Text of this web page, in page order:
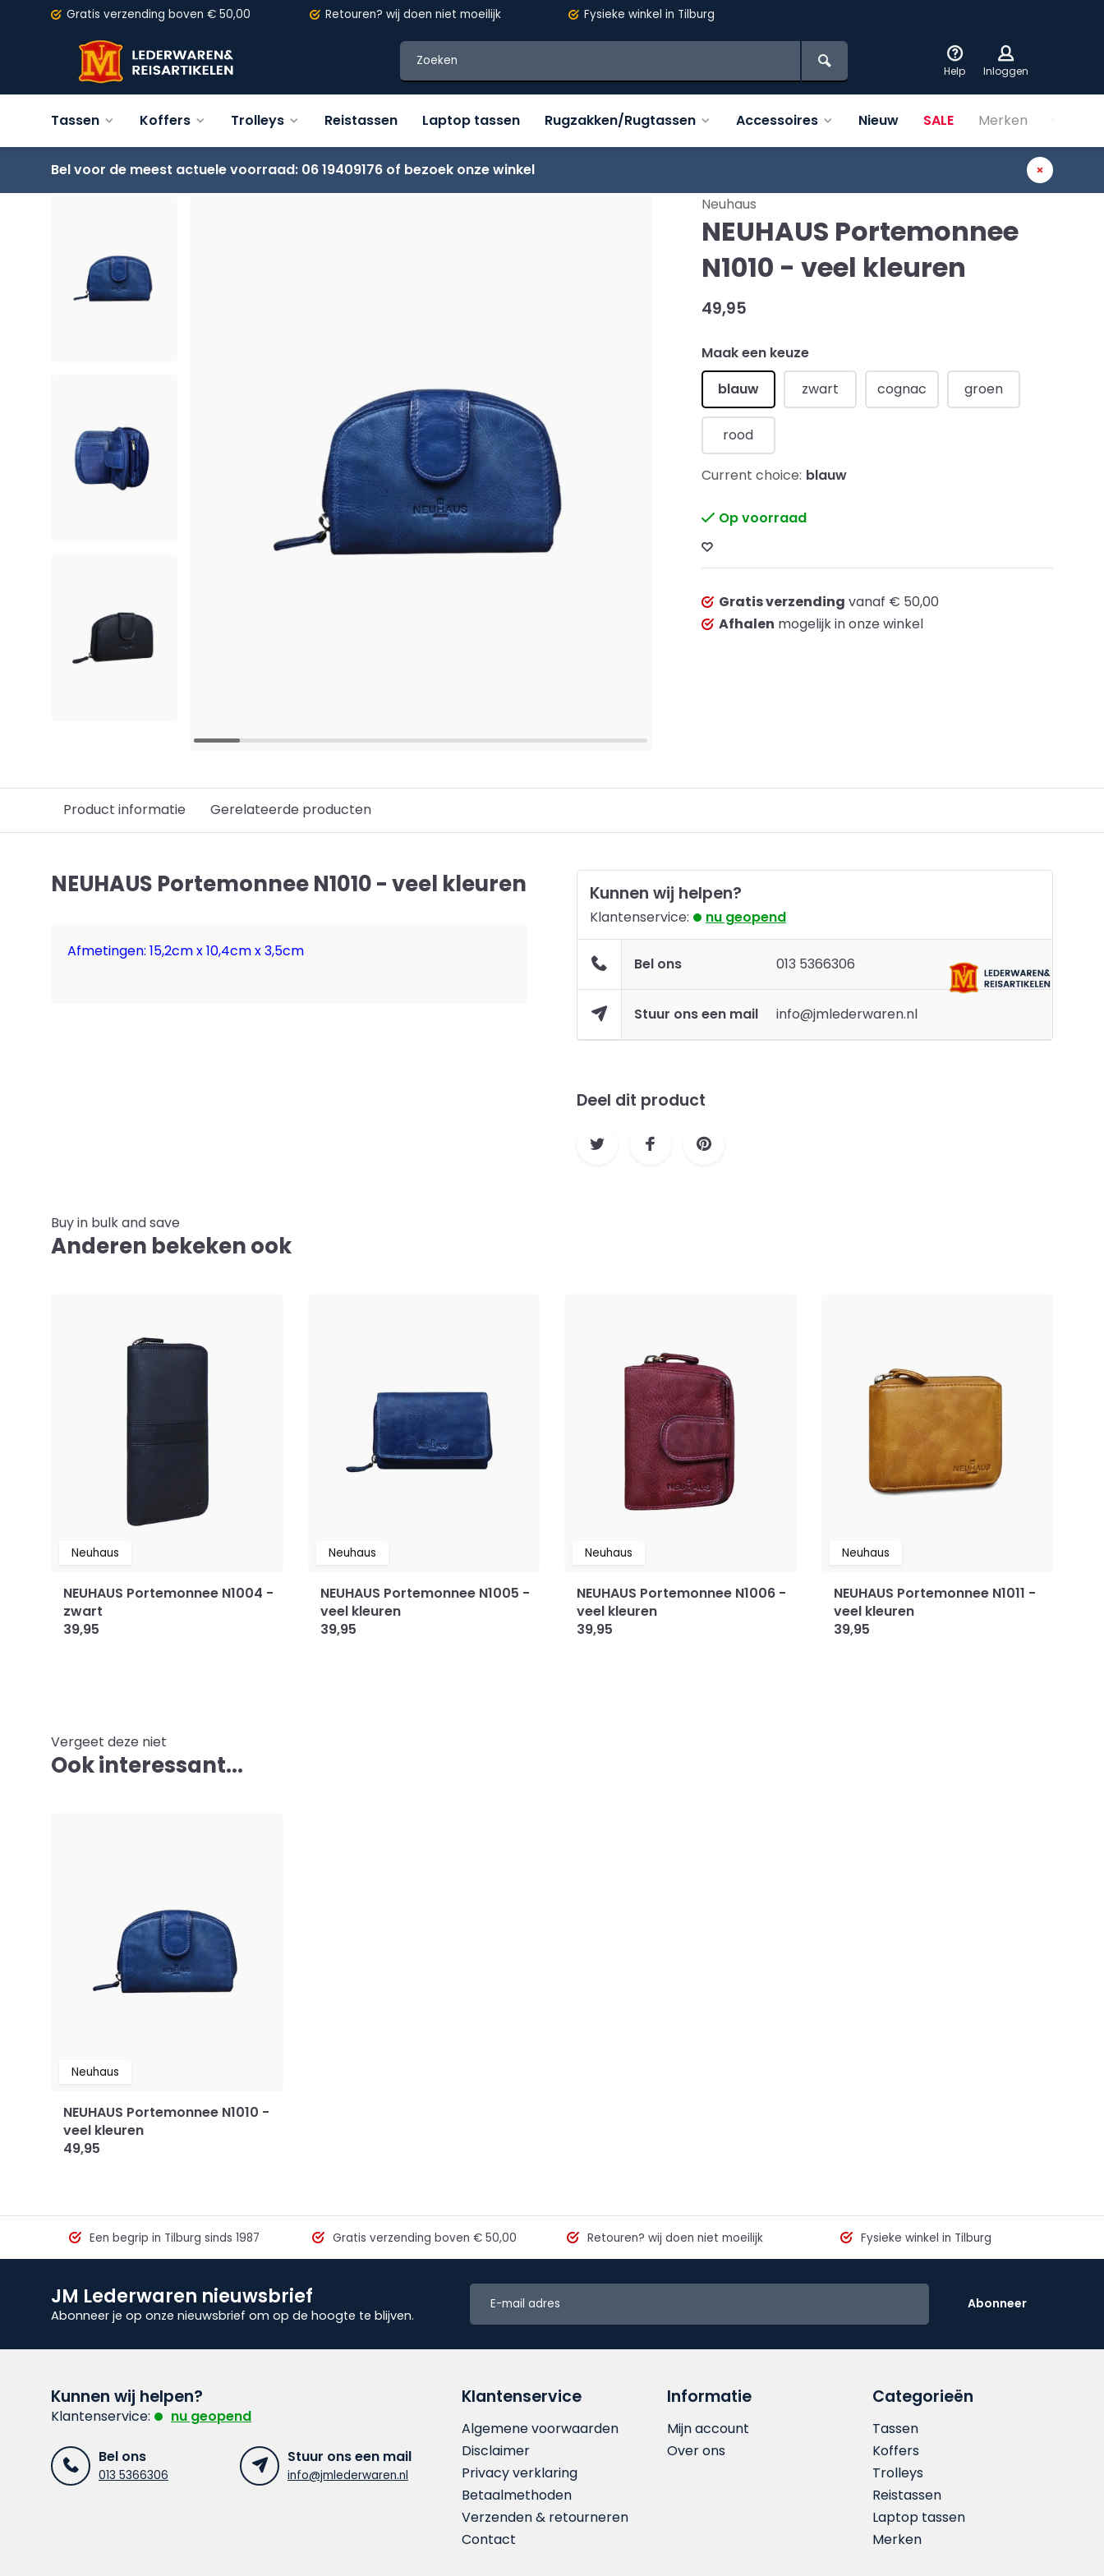
Gratis verzending boven € 50,00 Retouren? wij doen niet moeilijk Fysieke winkel in Tilburg
Help Inloggen
Tassen Koffers Trolleys Reistassen Laptop tassen Rugzakken/Rugtassen Accessoires Nieuw SALE Merken Over
Bel voor de meest actuele voorraad: 06 19409176 of bezoek onze winkel
Terug NEUHAUS Portemonnee N1010 - veel kleuren
Neuhaus
NEUHAUS Portemonnee
N1010 - veel kleuren
49,95
Maak een keuze
blauw
zwart cognac groen
rood
Current choice: blauw
Op voorraad
Gratis verzending vanaf € 50,00
Afhalen mogelijk in onze winkel
Product informatie Gerelateerde producten
NEUHAUS Portemonnee N1010 - veel kleuren
Afmetingen: 15,2cm x 10,4cm x 3,5cm
Kunnen wij helpen?
Klantenservice: nu geopend
Bel ons 013 5366306
Stuur ons een mail info@jmlederwaren.nl
Deel dit product
Buy in bulk and save
Anderen bekeken ook
Neuhaus
NEUHAUS Portemonnee N1004 -
zwart
39,95
Neuhaus
NEUHAUS Portemonnee N1005 -
veel kleuren
39,95
Neuhaus
NEUHAUS Portemonnee N1006 -
veel kleuren
39,95
Neuhaus
NEUHAUS Portemonnee N1011 -
veel kleuren
39,95
Vergeet deze niet
Ook interessant...
Neuhaus
NEUHAUS Portemonnee N1010 -
veel kleuren
49,95
Een begrip in Tilburg sinds 1987 Gratis verzending boven € 50,00 Retouren? wij doen niet moeilijk Fysieke winkel in Tilburg
JM Lederwaren nieuwsbrief
Abonneer je op onze nieuwsbrief om op de hoogte te blijven.
Abonneer
Kunnen wij helpen?
Klantenservice: nu geopend
Bel ons
013 5366306
Stuur ons een mail
info@jmlederwaren.nl
Klantenservice
Algemene voorwaarden
Disclaimer
Privacy verklaring
Betaalmethoden
Verzenden & retourneren
Contact
Informatie
Mijn account
Over ons
Categorieën
Tassen
Koffers
Trolleys
Reistassen
Laptop tassen
Merken